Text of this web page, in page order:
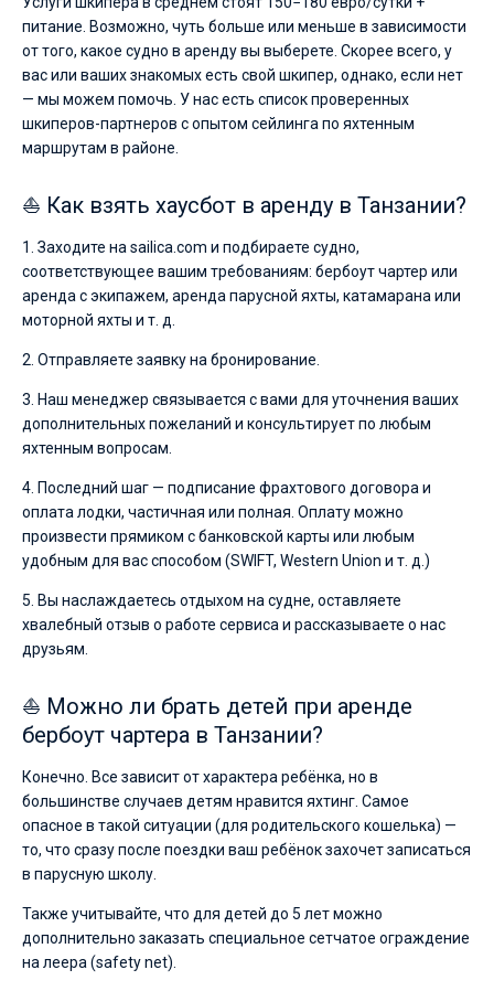
питание. Возможно, чуть больше или меньше в зависимости
от того, какое судно в аренду вы выберете. Скорее всего, у
вас или ваших знакомых есть свой шкипер, однако, если нет
— мы можем помочь. У нас есть список проверенных
шкиперов-партнеров с опытом сейлинга по яхтенным
маршрутам в районе.
⛵ Как взять хаусбот в аренду в Танзании?
1. Заходите на sailica.com и подбираете судно,
соответствующее вашим требованиям: бербоут чартер или
аренда с экипажем, аренда парусной яхты, катамарана или
моторной яхты и т. д.
2. Отправляете заявку на бронирование.
3. Наш менеджер связывается с вами для уточнения ваших
дополнительных пожеланий и консультирует по любым
яхтенным вопросам.
4. Последний шаг — подписание фрахтового договора и
оплата лодки, частичная или полная. Оплату можно
произвести прямиком с банковской карты или любым
удобным для вас способом (SWIFT, Western Union и т. д.)
5. Вы наслаждаетесь отдыхом на судне, оставляете
хвалебный отзыв о работе сервиса и рассказываете о нас
друзьям.
⛵ Можно ли брать детей при аренде
бербоут чартера в Танзании?
Конечно. Все зависит от характера ребёнка, но в
большинстве случаев детям нравится яхтинг. Самое
опасное в такой ситуации (для родительского кошелька) —
то, что сразу после поездки ваш ребёнок захочет записаться
в парусную школу.
Также учитывайте, что для детей до 5 лет можно
дополнительно заказать специальное сетчатое ограждение
на леера (safety net).